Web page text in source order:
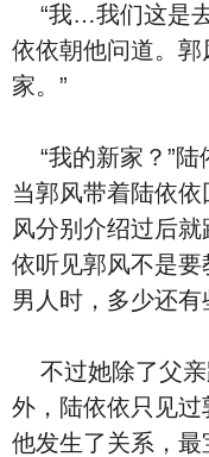
“我…我们这是去
依依朝他问道。郭
家。”
“我的新家？”陆
当郭风带着陆依
风分别介绍过后
依听见郭风不是
男人时，多少还有
不过她除了父亲
外，陆依依只见
他发生了关系，